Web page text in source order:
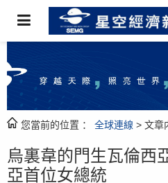
您當前的位置 ： 全球連線 > 文章
烏裏韋的門生瓦倫西
亞首位女總統